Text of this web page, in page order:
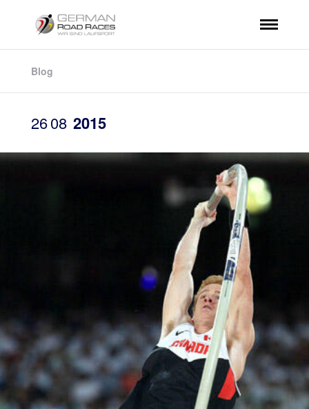
Blog
2608 2015